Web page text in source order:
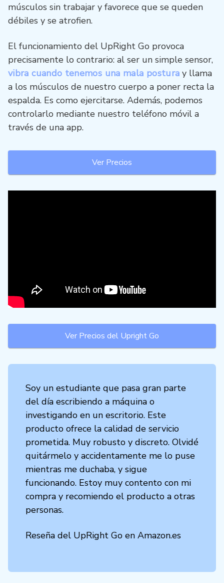
músculos sin trabajar y favorece que se queden
débiles y se atrofien.
El funcionamiento del UpRight Go provoca
precisamente lo contrario: al ser un simple sensor,
vibra cuando tenemos una mala postura y llama
a los músculos de nuestro cuerpo a poner recta la
espalda. Es como ejercitarse. Además, podemos
controlarlo mediante nuestro teléfono móvil a
través de una app.
Ver Precios
Ver Precios del Upright Go
Soy un estudiante que pasa gran parte
del día escribiendo a máquina o
investigando en un escritorio. Este
producto ofrece la calidad de servicio
prometida. Muy robusto y discreto. Olvidé
quitármelo y accidentamente me lo puse
mientras me duchaba, y sigue
funcionando. Estoy muy contento con mi
compra y recomiendo el producto a otras
personas.
Reseña del UpRight Go en Amazon.es